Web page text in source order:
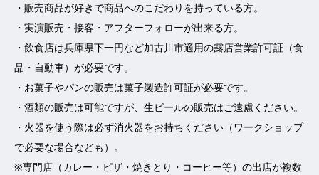
・販売商品が好きで商品へのこだわりを持っている方。
・実演販売・接客・アフターフォローが出来る方。
・飲食店は兵庫県下一円など加古川市適用の露店営業許可証（食
品・自動車）が必要です。
・お菓子やパンの販売は菓子製造許可証が必要です。
・酒類の販売は可能ですが、生ビールの販売はご遠慮ください。
・火器を使う際は必ず消火器をお持ちください（ワークショップ
で必要な場合なども）。
※専門店（カレー・ピザ・焼きとり・コーヒー等）の出店が複数